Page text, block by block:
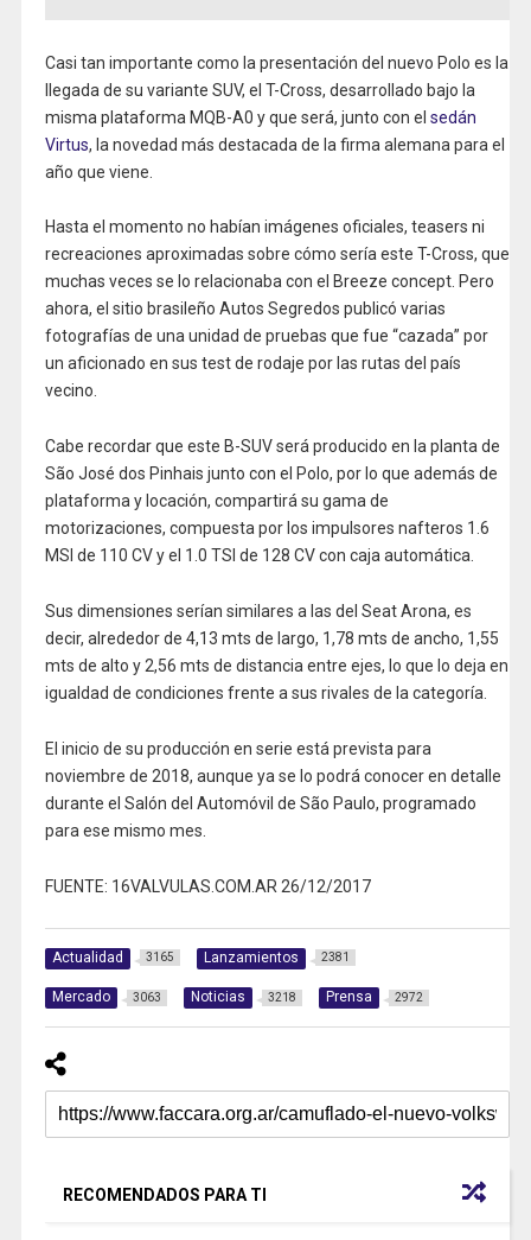
Casi tan importante como la presentación del nuevo Polo es la
llegada de su variante SUV, el T-Cross, desarrollado bajo la
misma plataforma MQB-A0 y que será, junto con el sedán
Virtus, la novedad más destacada de la firma alemana para el
año que viene.
Hasta el momento no habían imágenes oficiales, teasers ni
recreaciones aproximadas sobre cómo sería este T-Cross, que
muchas veces se lo relacionaba con el Breeze concept. Pero
ahora, el sitio brasileño Autos Segredos publicó varias
fotografías de una unidad de pruebas que fue “cazada” por
un aficionado en sus test de rodaje por las rutas del país
vecino.
Cabe recordar que este B-SUV será producido en la planta de
São José dos Pinhais junto con el Polo, por lo que además de
plataforma y locación, compartirá su gama de
motorizaciones, compuesta por los impulsores nafteros 1.6
MSI de 110 CV y el 1.0 TSI de 128 CV con caja automática.
Sus dimensiones serían similares a las del Seat Arona, es
decir, alrededor de 4,13 mts de largo, 1,78 mts de ancho, 1,55
mts de alto y 2,56 mts de distancia entre ejes, lo que lo deja en
igualdad de condiciones frente a sus rivales de la categoría.
El inicio de su producción en serie está prevista para
noviembre de 2018, aunque ya se lo podrá conocer en detalle
durante el Salón del Automóvil de São Paulo, programado
para ese mismo mes.
FUENTE: 16VALVULAS.COM.AR 26/12/2017
Actualidad 3165 Lanzamientos 2381
Mercado 3063 Noticias 3218 Prensa 2972
RECOMENDADOS PARA TI